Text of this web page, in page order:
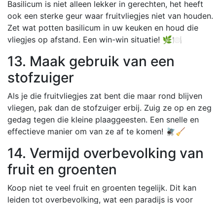
Basilicum is niet alleen lekker in gerechten, het heeft
ook een sterke geur waar fruitvliegjes niet van houden.
Zet wat potten basilicum in uw keuken en houd die
vliegjes op afstand. Een win-win situatie! 🌿🍽️
13. Maak gebruik van een
stofzuiger
Als je die fruitvliegjes zat bent die maar rond blijven
vliegen, pak dan de stofzuiger erbij. Zuig ze op en zeg
gedag tegen die kleine plaaggeesten. Een snelle en
effectieve manier om van ze af te komen! 🪰🧹
14. Vermijd overbevolking van
fruit en groenten
Koop niet te veel fruit en groenten tegelijk. Dit kan
leiden tot overbevolking, wat een paradijs is voor